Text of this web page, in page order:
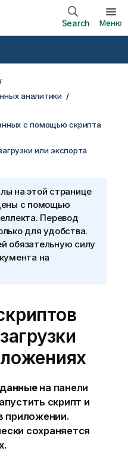
Search Меню
аналитики
с помощью скрипта
или экспорта
на этой странице
с помощью
Перевод
для удобства.
обязательную силу
на
на панели
скрипт и
приложении.
сохраняется